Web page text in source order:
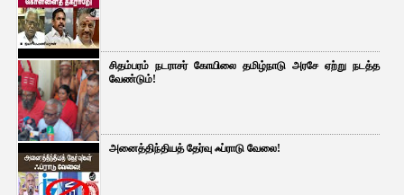
சிதம்பரம் நடராசர் கோயிலை தமிழ்நாடு அரசே ஏற்று நடத்த
வேண்டும்!
அனைத்திந்தியத் தேர்வு ஃப்ராடு வேலை!